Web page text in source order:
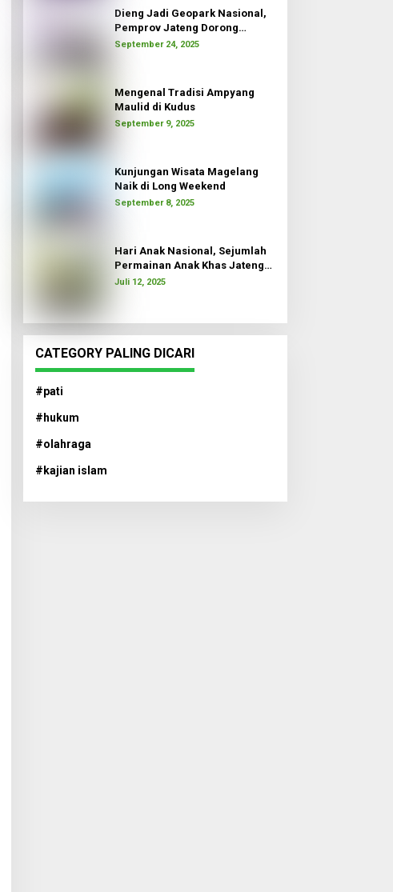
Dieng Jadi Geopark Nasional,
Pemprov Jateng Dorong
Pertumbuhan Ekonomi
September 24, 2025
Mengenal Tradisi Ampyang
Maulid di Kudus
September 9, 2025
Kunjungan Wisata Magelang
Naik di Long Weekend
September 8, 2025
Hari Anak Nasional, Sejumlah
Permainan Anak Khas Jateng
Dimainkan
Juli 12, 2025
CATEGORY PALING DICARI
#pati
#hukum
#olahraga
#kajian islam